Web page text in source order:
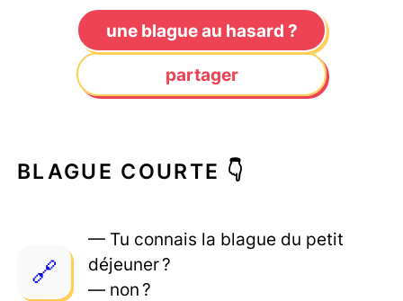
une blague au hasard ?
partager
BLAGUE COURTE 👇
— Tu connais la blague du petit
déjeuner ?
— non ?